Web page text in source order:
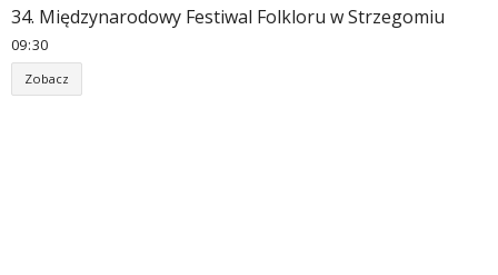
34. Międzynarodowy Festiwal Folkloru w Strzegomiu
09 30
Zobacz